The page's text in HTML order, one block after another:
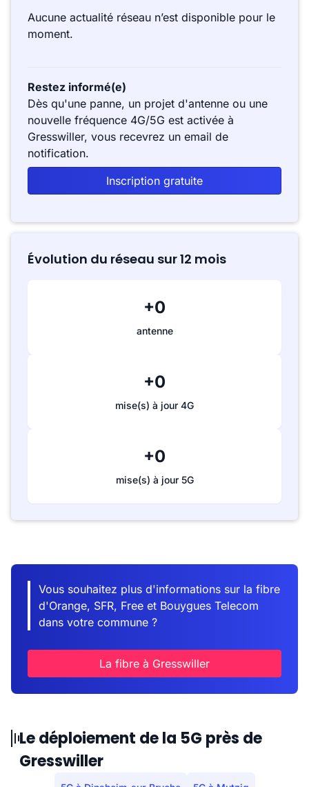
Aucune actualité réseau n’est disponible pour le
moment.
Restez informé(e)
Dès qu'une panne, un projet d'antenne ou une
nouvelle fréquence 4G/5G est activée à
Gresswiller, vous recevrez un email de
notification.
Inscription gratuite
Évolution du réseau sur 12 mois
+0
antenne
+0
mise(s) à jour 4G
+0
mise(s) à jour 5G
Vous souhaitez plus d'informations sur la fibre
d'Orange, SFR, Free et Bouygues Telecom
dans votre commune ?
La fibre à Gresswiller
Le déploiement de la 5G près de
Gresswiller